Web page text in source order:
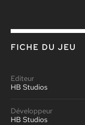
FICHE DU JEU
Editeur
HB Studios
Développeur
HB Studios